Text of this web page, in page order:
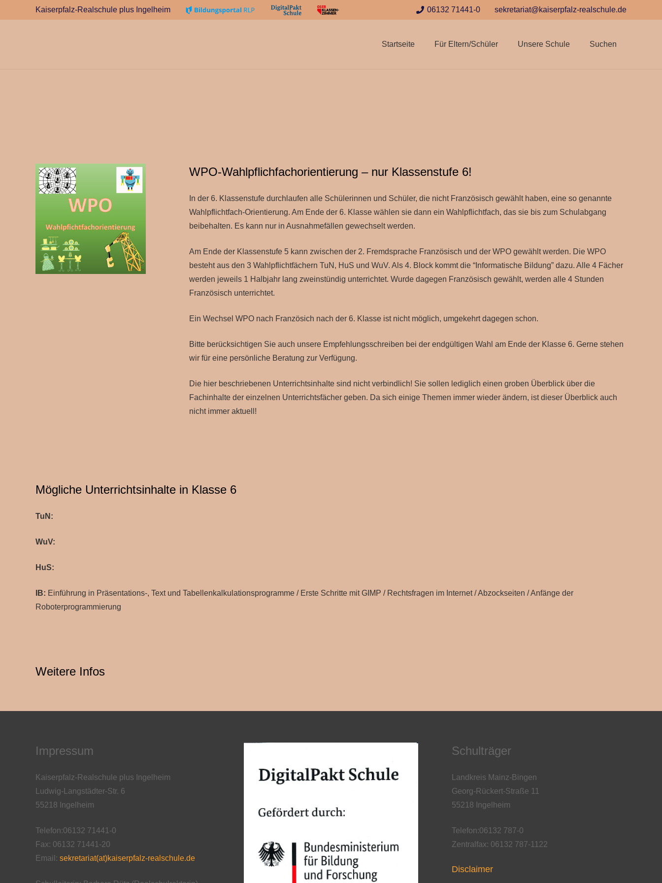
Kaiserpfalz-Realschule plus Ingelheim 06132 71441-0 sekretariat@kaiserpfalz-realschule.de
Startseite Für Eltern/Schüler Unsere Schule Suchen
WPO-Wahlpflichfachorientierung – nur Klassenstufe 6!
In der 6. Klassenstufe durchlaufen alle Schülerinnen und Schüler, die nicht Französisch gewählt haben, eine so genannte
Wahlpflichtfach-Orientierung. Am Ende der 6. Klasse wählen sie dann ein Wahlpflichtfach, das sie bis zum Schulabgang
beibehalten. Es kann nur in Ausnahmefällen gewechselt werden.
Am Ende der Klassenstufe 5 kann zwischen der 2. Fremdsprache Französisch und der WPO gewählt werden. Die WPO
besteht aus den 3 Wahlpflichtfächern TuN, HuS und WuV. Als 4. Block kommt die “Informatische Bildung” dazu. Alle 4 Fächer
werden jeweils 1 Halbjahr lang zweinstündig unterrichtet. Wurde dagegen Französisch gewählt, werden alle 4 Stunden
Französisch unterrichtet.
Ein Wechsel WPO nach Französich nach der 6. Klasse ist nicht möglich, umgekehrt dagegen schon.
Bitte berücksichtigen Sie auch unsere Empfehlungsschreiben bei der endgültigen Wahl am Ende der Klasse 6. Gerne stehen
wir für eine persönliche Beratung zur Verfügung.
Die hier beschriebenen Unterrichtsinhalte sind nicht verbindlich! Sie sollen lediglich einen groben Überblick über die
Fachinhalte der einzelnen Unterrichtsfächer geben. Da sich einige Themen immer wieder ändern, ist dieser Überblick auch
nicht immer aktuell!
Mögliche Unterrichtsinhalte in Klasse 6
TuN:
WuV:
HuS:
IB: Einführung in Präsentations-, Text und Tabellenkalkulationsprogramme / Erste Schritte mit GIMP / Rechtsfragen im Internet / Abzockseiten / Anfänge der
Roboterprogrammierung
Weitere Infos
Impressum
Kaiserpfalz-Realschule plus Ingelheim
Ludwig-Langstädter-Str. 6
55218 Ingelheim
Telefon:06132 71441-0
Fax: 06132 71441-20
Email: sekretariat(at)kaiserpfalz-realschule.de
Schulträger
Landkreis Mainz-Bingen
Georg-Rückert-Straße 11
55218 Ingelheim
Telefon:06132 787-0
Zentralfax: 06132 787-1122
Disclaimer